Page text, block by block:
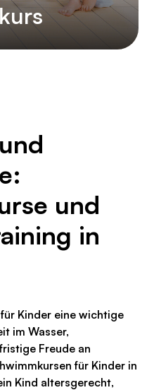
und
in
Kinder eine wichtige
im Wasser,
Freude an
für Kinder in
Kind altersgerecht,